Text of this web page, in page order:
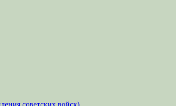
советских войск)